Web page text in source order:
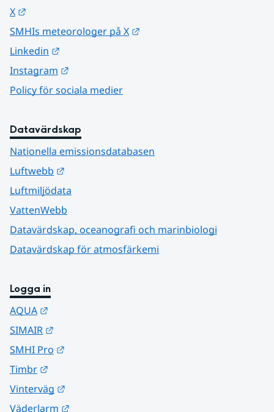
X
SMHIs meteorologer på X
Linkedin
Instagram
Policy för sociala medier
Datavärdskap
Nationella emissionsdatabasen
Luftwebb
Luftmiljödata
VattenWebb
Datavärdskap, oceanografi och marinbiologi
Datavärdskap för atmosfärkemi
Logga in
AQUA
SIMAIR
SMHI Pro
Timbr
Vinterväg
Väderlarm